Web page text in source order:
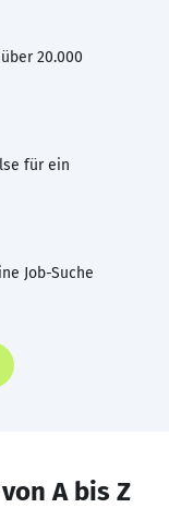
20.000
für ein
Job-Suche
A bis Z